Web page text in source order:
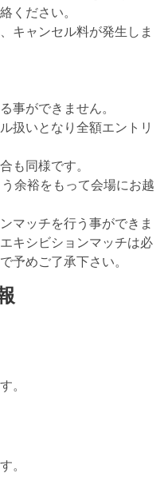
ください。
キャンセル料が発生しま
事ができません。
扱いとなり全額エントリ
も同様です。
余裕をもって会場にお越
マッチを行う事ができま
キシビションマッチは必
予めご了承下さい。
。
。